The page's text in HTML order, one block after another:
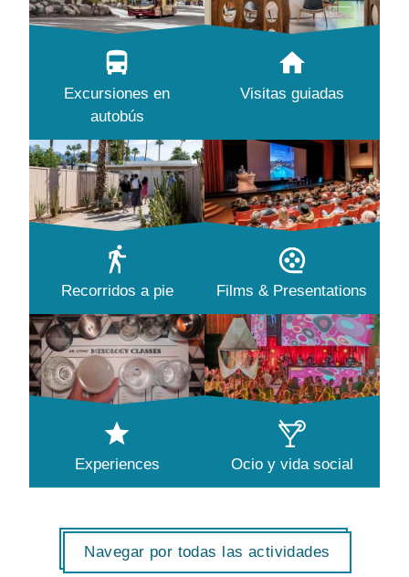
Excursiones en
autobús
Visitas guiadas
Recorridos a pie Films & Presentations
Experiences Ocio y vida social
Navegar por todas las actividades